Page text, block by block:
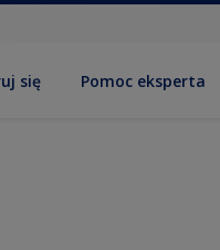
się Pomoc eksperta